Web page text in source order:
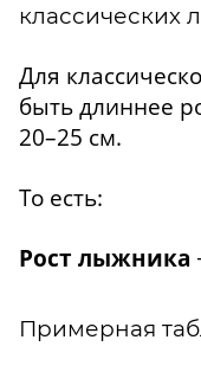
классических
Для
быть длиннее
20–25 см.
То есть:
Рост лыжника
Примерная